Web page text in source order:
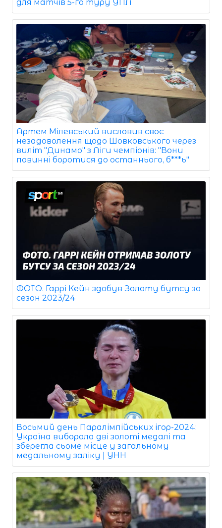
для матчів 5-го туру УПЛ
Артем Мілевський висловив своє
незадоволення щодо Шовковського через
виліт "Динамо" з Ліги чемпіонів: "Вони
повинні боротися до останнього, б***ь"
ФОТО. Гаррі Кейн здобув Золоту бутсу за
сезон 2023/24
Восьмий день Паралімпійських ігор-2024:
Україна виборола дві золоті медалі та
зберегла сьоме місце у загальному
медальному заліку | УНН